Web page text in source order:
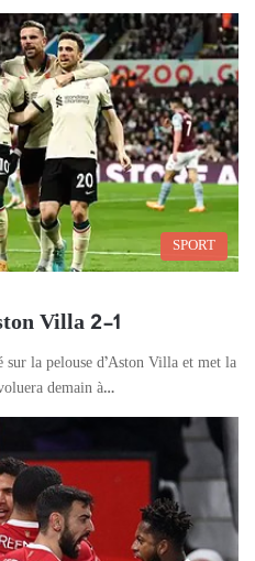
SPORT
Villa 2-1
la pelouse d’Aston Villa et met la
demain à…